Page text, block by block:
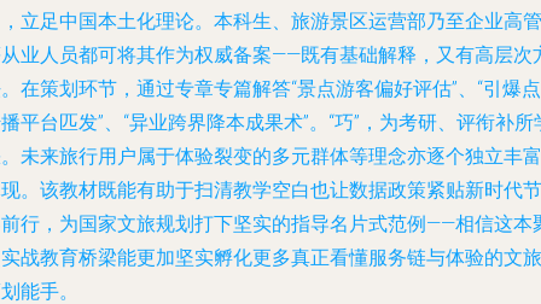
立足中国本土化理论。本科生、旅游景区运营部乃至企业高管
业人员都可将其作为权威备案——既有基础解释，又有高层次
在策划环节，通过专章专篇解答“景点游客偏好评估”、“引爆点
平台匹发”、“异业跨界降本成果术”。“巧”，为考研、评衔补所
未来旅行用户属于体验裂变的多元群体等理念亦逐个独立丰富
。该教材既能有助于扫清教学空白也让数据政策紧贴新时代节
行，为国家文旅规划打下坚实的指导名片式范例——相信这本
战教育桥梁能更加坚实孵化更多真正看懂服务链与体验的文旅
能手。